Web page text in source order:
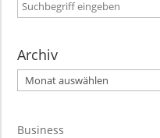
Archiv
Archiv
Business